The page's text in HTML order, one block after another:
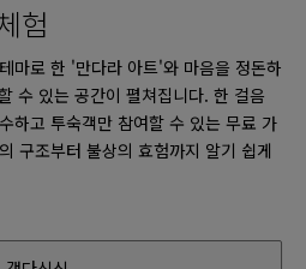
험
마로 한 '만다라 아트'와 마음을 정돈하
수 있는 공간이 펼쳐집니다. 한 걸음
하고 투숙객만 참여할 수 있는 무료 가
구조부터 불상의 효험까지 알기 쉽게